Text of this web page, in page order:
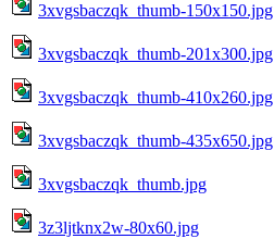
3xvgsbaczqk_thumb-150x150.jpg
3xvgsbaczqk_thumb-201x300.jpg
3xvgsbaczqk_thumb-410x260.jpg
3xvgsbaczqk_thumb-435x650.jpg
3xvgsbaczqk_thumb.jpg
3z3ljtknx2w-80x60.jpg